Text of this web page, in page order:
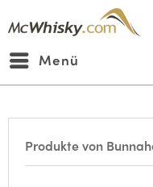
Menü
Produkte von